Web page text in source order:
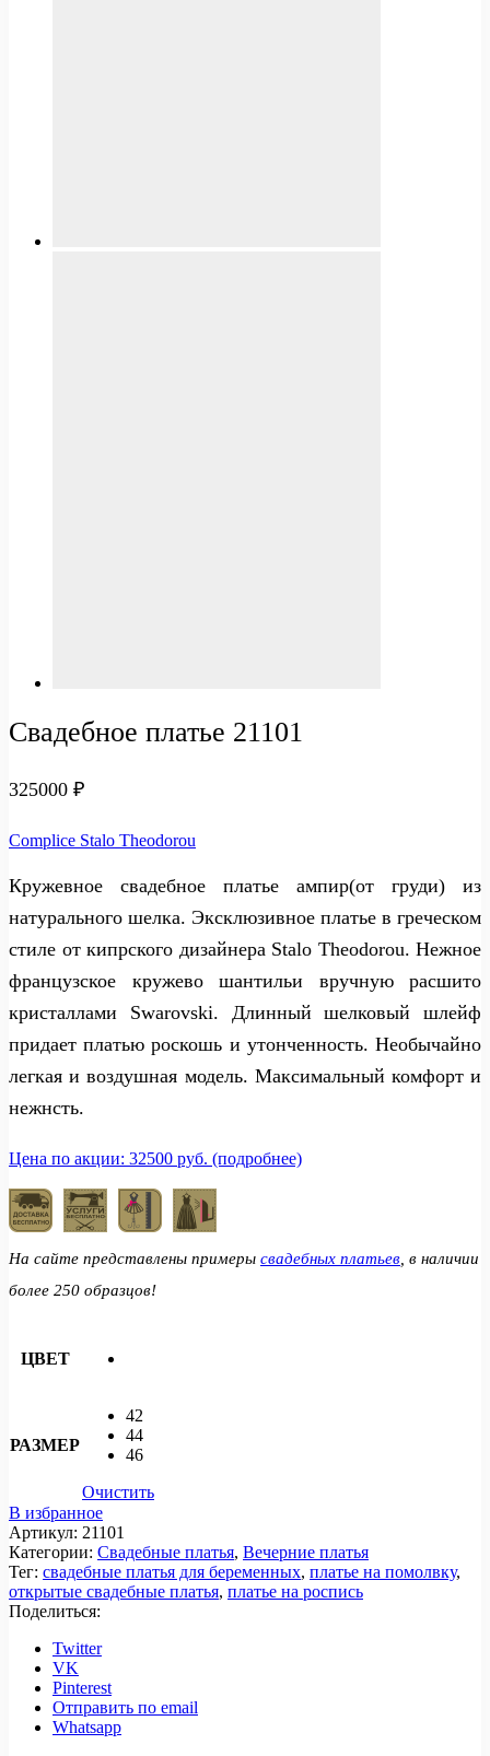
Свадебное платье 21101
325000 ₽
Complice Stalo Theodorou
Кружевное свадебное платье ампир(от груди) из
натурального шелка. Эксклюзивное платье в греческом
стиле от кипрского дизайнера Stalo Theodorou. Нежное
французское кружево шантильи вручную расшито
кристаллами Swarovski. Длинный шелковый шлейф
придает платью роскошь и утонченность. Необычайно
легкая и воздушная модель. Максимальный комфорт и
нежнсть.
Цена по акции: 32500 руб. (подробнее)
На сайте представлены примеры свадебных платьев , в наличии
более 250 образцов!
ЦВЕТ
РАЗМЕР
42
44
46
Очистить
В избранное
Артикул: 21101
Категории: Свадебные платья, Вечерние платья
Тег: свадебные платья для беременных, платье на помолвку,
открытые свадебные платья, платье на роспись
Поделиться:
Twitter
VK
Pinterest
Отправить по email
Whatsapp